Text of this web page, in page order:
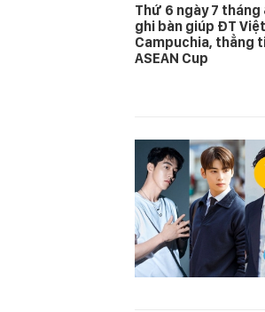
Thứ 6 ngày 7 tháng
ghi bàn giúp ĐT
Campuchia, thẳng
ASEAN Cup